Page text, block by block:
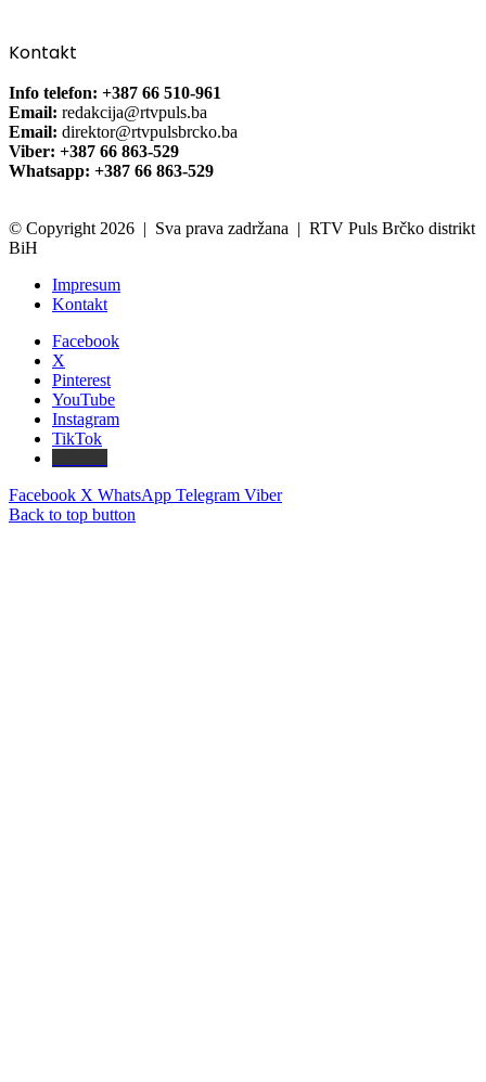
Kontakt
Info telefon: +387 66 510-961
Email: redakcija@rtvpuls.ba
Email: direktor@rtvpulsbrcko.ba
Viber: +387 66 863-529
Whatsapp: +387 66 863-529
© Copyright 2026 | Sva prava zadržana | RTV Puls Brčko distrikt
BiH
Impresum
Kontakt
Facebook
X
Pinterest
YouTube
Instagram
TikTok
Facebook X WhatsApp Telegram Viber
Back to top button